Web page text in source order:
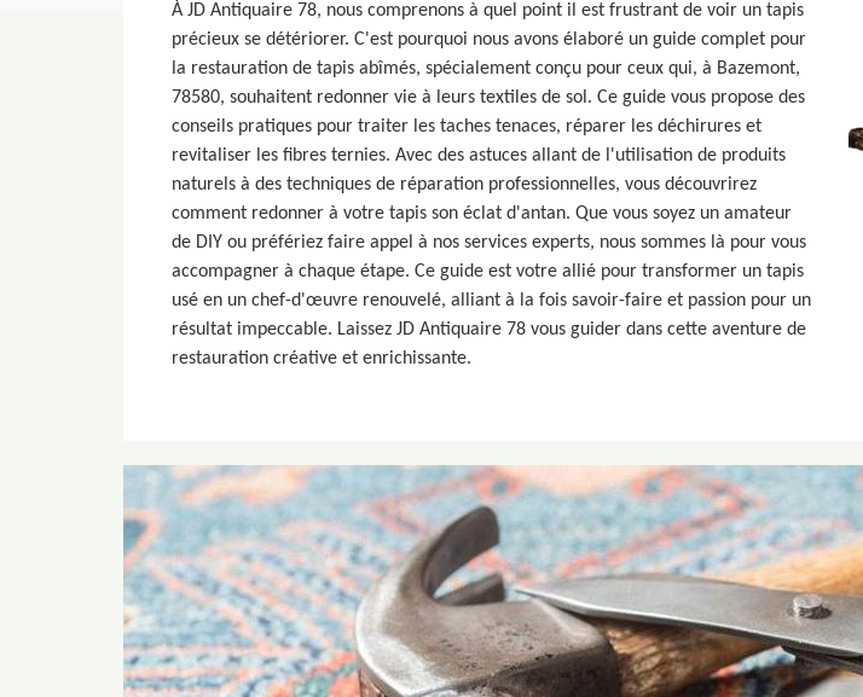
À JD Antiquaire 78, nous comprenons à quel point il est frustrant de voir un tapis
précieux se détériorer. C'est pourquoi nous avons élaboré un guide complet pour
la restauration de tapis abîmés, spécialement conçu pour ceux qui, à Bazemont,
78580, souhaitent redonner vie à leurs textiles de sol. Ce guide vous propose des
conseils pratiques pour traiter les taches tenaces, réparer les déchirures et
revitaliser les fibres ternies. Avec des astuces allant de l'utilisation de produits
naturels à des techniques de réparation professionnelles, vous découvrirez
comment redonner à votre tapis son éclat d'antan. Que vous soyez un amateur
de DIY ou préfériez faire appel à nos services experts, nous sommes là pour vous
accompagner à chaque étape. Ce guide est votre allié pour transformer un tapis
usé en un chef-d'œuvre renouvelé, alliant à la fois savoir-faire et passion pour un
résultat impeccable. Laissez JD Antiquaire 78 vous guider dans cette aventure de
restauration créative et enrichissante.